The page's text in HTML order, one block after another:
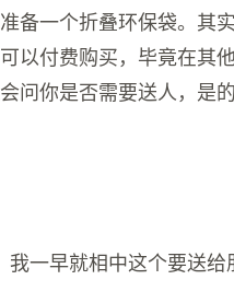
备一个折叠环保袋。其
以付费购买，毕竟在其
问你是否需要送人，是
我一早就相中这个要送